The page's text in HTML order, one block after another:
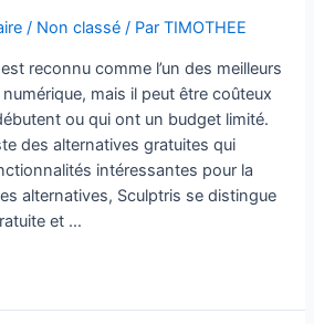
/ Non classé / ParTIMOTHEE
reconnu comme l’un des meilleurs
mais il peut être coûteux
ou qui ont un budget limité.
des alternatives gratuites qui
intéressantes pour la
alternatives, Sculptris se distingue
et …